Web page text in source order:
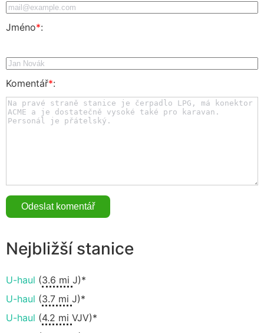
Jméno*:
Komentář*:
Nejbližší stanice
U-haul (3.6 mi J)*
U-haul (3.7 mi J)*
U-haul (4.2 mi VJV)*